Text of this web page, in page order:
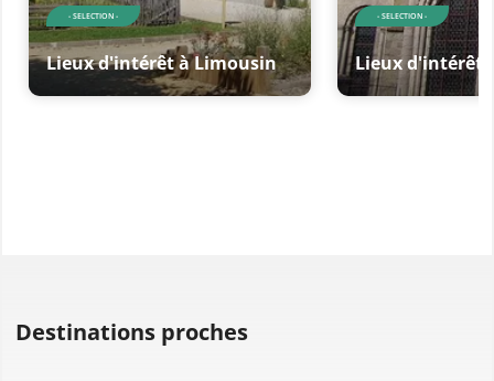
- SELECTION -
Lieux d'intérêt à Limousin
- SELECTION -
Lieux d'intérêt
Destinations proches